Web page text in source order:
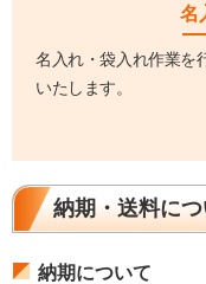
名
名入れ・袋入れ作業を
いたします。
納期・送料に
納期について